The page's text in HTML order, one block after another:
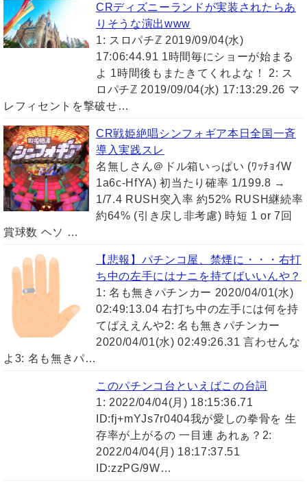
CRディズニーランドが実装されたらあ
りそうな演出www
1: スロパチℤ 2019/09/04(水)
17:06:44.91 1時間毎にショーが始まる
よ 1時間後もまたきてくれよな！ 2: ス
ロパチℤ 2019/09/04(水) 17:13:29.26 マ
レフィセントを撃破せ…
CR戦姫絶唱シンフォギア本日全国一斉
導入実践スレ
名無しさん＠ドル箱いっぱい (ﾜｯﾁｮｲW
1a6c-HfYA) 初当たり確率 1/199.8 →
1/7.4 RUSH突入率 約52% RUSH継続率
約64% (引き戻し非考慮) 時短 1 or 7回
賞球数 ヘソ …
【悲報】パチンコ屋、禁煙に・・・右打
ち中の左手にはナニを持てばいいんや？
1: 名も無きパチンカー 2020/04/01(水)
02:49:13.04 右打ち中の左手には何を持
てばええんや2: 名も無きパチンカー
2020/04/01(水) 02:49:26.31 言わせんな
よ3: 名も無きパ…
このパチンコ台といえばこの台詞
1: 2022/04/04(月) 18:15:36.71
ID:fj+mYJs7r0404我が愛しの拳骨を 生
存率が上がるの 一目連 あれぁ？2:
2022/04/04(月) 18:17:37.51
ID:zzPG/9W…